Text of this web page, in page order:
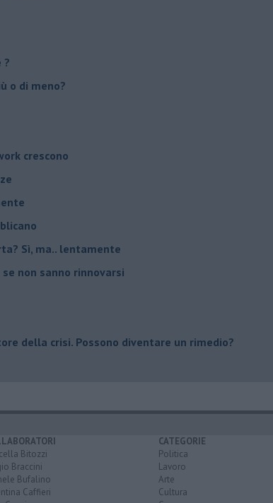
?
o di meno?
crescono
Sì, ma.. lentamente
non sanno rinnovarsi
della crisi. Possono diventare un rimedio?
Bitozzi
Braccini
Bufalino
Caffieri
CATEGORIE
Politica
Lavoro
Arte
Cultura